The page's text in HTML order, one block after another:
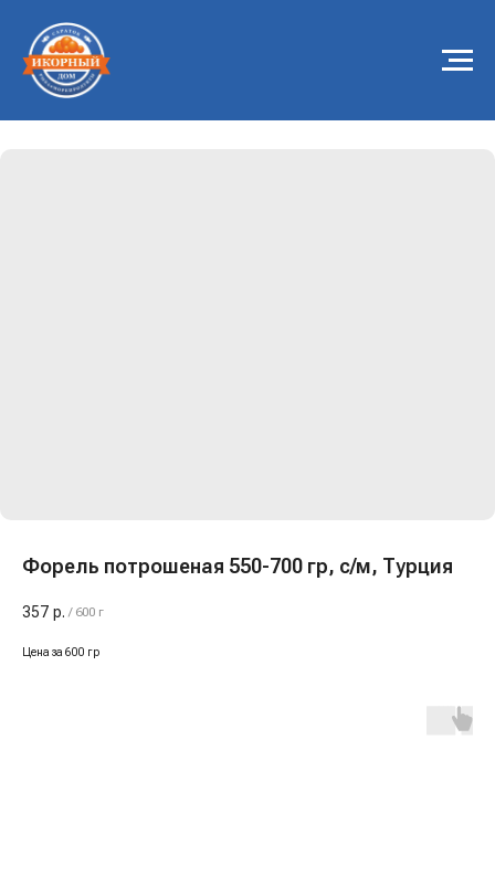
Форель потрошеная 550-700 гр, с/м, Турция
357 р. / 600 г
Цена за 600 гр